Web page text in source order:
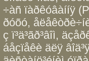
÷àñ ïàðêóâàííÿ
ðóõó,
ç ï³ä³ãð³âîì,
áåçïåêè äëÿ